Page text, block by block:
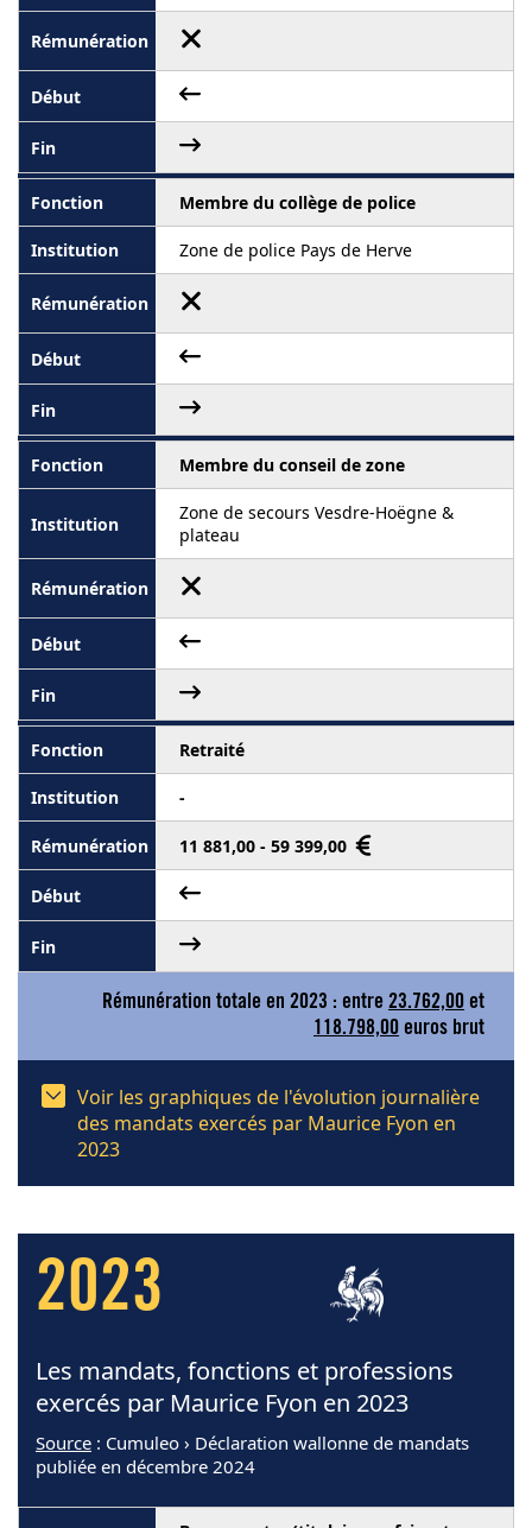
Membre du collège de police
Zone de police Pays de Herve
Membre du conseil de zone
Zone de secours Vesdre-Hoëgne &
plateau
Retraité
-
11 881,00 - 59 399,00
Rémunération totale en 2023 : entre 23.762,00 et
118.798,00 euros brut
Voir les graphiques de l'évolution journalière
des mandats exercés par Maurice Fyon en
2023
2023
Les mandats, fonctions et professions
exercés par Maurice Fyon en 2023
Source : Cumuleo › Déclaration wallonne de mandats
publiée en décembre 2024